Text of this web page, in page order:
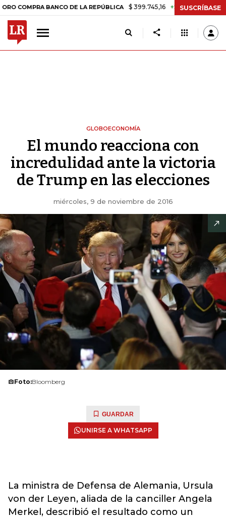
BANCO DE LA REPÚBLICA $ 399.745,16 +$ 2.295,71 +0,58%
SUSCRÍBASE
GLOBOECONOMÍA
El mundo reacciona con
incredulidad ante la victoria
de Trump en las elecciones
miércoles, 9 de noviembre de 2016
Foto:Bloomberg
GUARDAR
UNIRSE A WHATSAPP
La ministra de Defensa de Alemania, Ursula
von der Leyen, aliada de la canciller Angela
Merkel, describió el resultado como un